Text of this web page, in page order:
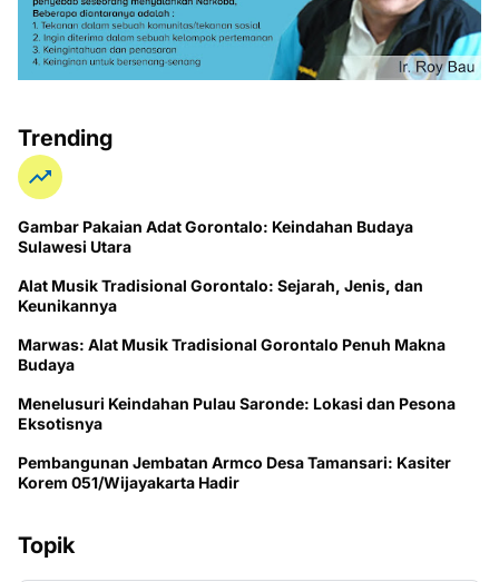
Trending
Gambar Pakaian Adat Gorontalo: Keindahan Budaya
Sulawesi Utara
Alat Musik Tradisional Gorontalo: Sejarah, Jenis, dan
Keunikannya
Marwas: Alat Musik Tradisional Gorontalo Penuh Makna
Budaya
Menelusuri Keindahan Pulau Saronde: Lokasi dan Pesona
Eksotisnya
Pembangunan Jembatan Armco Desa Tamansari: Kasiter
Korem 051/Wijayakarta Hadir
Topik